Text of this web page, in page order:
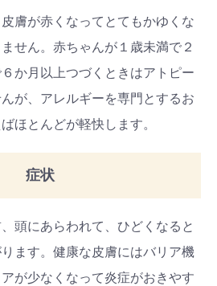
膚が赤くなってとてもかゆくな
せん。赤ちゃんが１歳未満で２
か月以上つづくときはアトピー
が、アレルギーを専門とするお
ほとんどが軽快します。
症状
頭にあらわれて、ひどくなると
ます。健康な皮膚にはバリア機
が少なくなって炎症がおきやす